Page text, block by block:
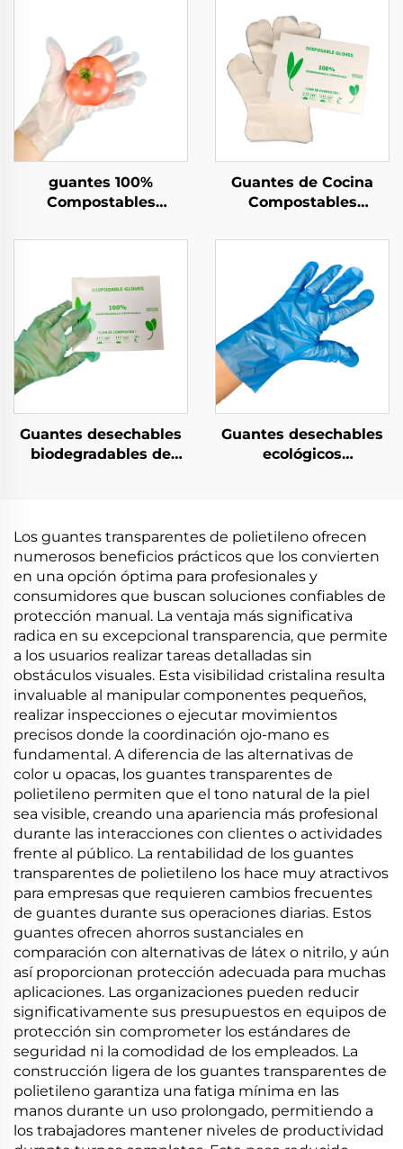
guantes 100%
Compostables
Compostables Hechos
almidón de maíz
Guantes de Cocina
Compostables
Compostables Hechos
de Material PLA PBAT
almidón de maíz
Guantes desechables
biodegradables de
compostable
Guantes desechables
ecológicos
almidón de maíz
Los guantes transparentes de polietileno ofrecen
numerosos beneficios prácticos que los convierten
en una opción óptima para profesionales y
consumidores que buscan soluciones confiables de
protección manual. La ventaja más significativa
radica en su excepcional transparencia, que permite
a los usuarios realizar tareas detalladas sin
obstáculos visuales. Esta visibilidad cristalina resulta
invaluable al manipular componentes pequeños,
realizar inspecciones o ejecutar movimientos
precisos donde la coordinación ojo-mano es
fundamental. A diferencia de las alternativas de
color u opacas, los guantes transparentes de
polietileno permiten que el tono natural de la piel
sea visible, creando una apariencia más profesional
durante las interacciones con clientes o actividades
frente al público. La rentabilidad de los guantes
transparentes de polietileno los hace muy atractivos
para empresas que requieren cambios frecuentes
de guantes durante sus operaciones diarias. Estos
guantes ofrecen ahorros sustanciales en
comparación con alternativas de látex o nitrilo, y aún
así proporcionan protección adecuada para muchas
aplicaciones. Las organizaciones pueden reducir
significativamente sus presupuestos en equipos de
protección sin comprometer los estándares de
seguridad ni la comodidad de los empleados. La
construcción ligera de los guantes transparentes de
polietileno garantiza una fatiga mínima en las
manos durante un uso prolongado, permitiendo a
los trabajadores mantener niveles de productividad